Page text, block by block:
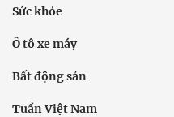
Sức khỏe
Ô tô xe máy
Bất động sản
Tuần Việt Nam